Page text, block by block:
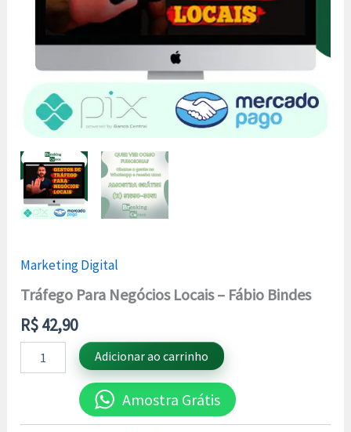
Marketing Digital
Tráfego Para Negócios Locais – Fábio Bindes
R$42,90
Adicionar ao carrinho
Amostra Grátis